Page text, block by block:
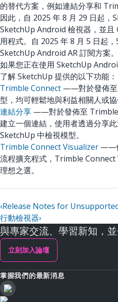
的替代方案，例如連結分享和
因此，自 2025 年 8 月 29 日起，
SketchUp Android 檢視器，並且
用程式。自 2025 年 8 月 5 日起
SketchUp Android AR 訂閱方案。
如果您正在使用 SketchUp
了解 SketchUp 提供的以下功能：
Trimble Connect ——對於發佈至
型，均可輕鬆地與利益相關人或協
連結分享 ——對於發佈至 Trimble
建立一個連結，使用者透過分享
SketchUp 中檢視模型。
Trimble Connect Visualizer ——
流程擴充程式，Trimble
理想之選。
‹Release Notes for
行動檢視器›
與專家交流、學習新知，
立刻加入論壇
掌握我們的最新消息